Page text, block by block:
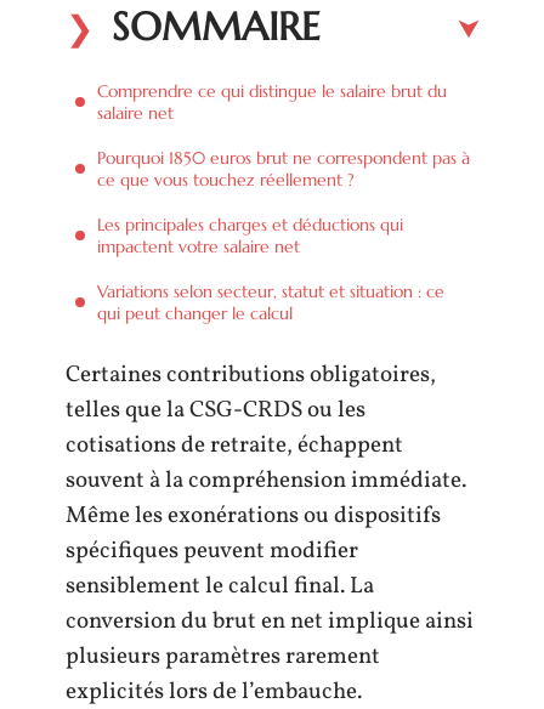
SOMMAIRE
Comprendre ce qui distingue le salaire brut du
salaire net
Pourquoi 1850 euros brut ne correspondent pas à
ce que vous touchez réellement ?
Les principales charges et déductions qui
impactent votre salaire net
Variations selon secteur, statut et situation : ce
qui peut changer le calcul
Certaines contributions obligatoires,
telles que la CSG-CRDS ou les
cotisations de retraite, échappent
souvent à la compréhension immédiate.
Même les exonérations ou dispositifs
spécifiques peuvent modifier
sensiblement le calcul final. La
conversion du brut en net implique ainsi
plusieurs paramètres rarement
explicités lors de l’embauche.